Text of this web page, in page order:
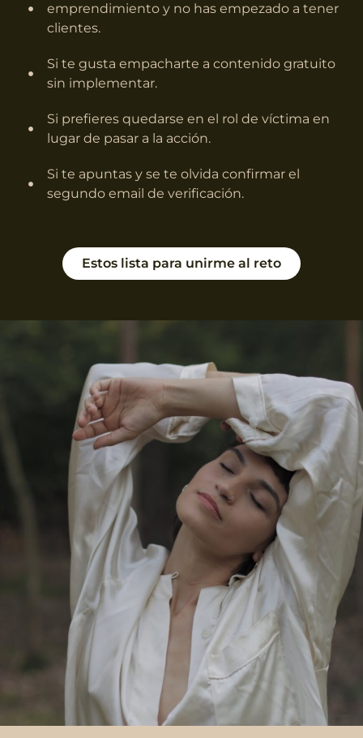
emprendimiento y no has empezado a tener
clientes.
Si te gusta empacharte a contenido gratuito
sin implementar.
Si prefieres quedarse en el rol de víctima en
lugar de pasar a la acción.
Si te apuntas y se te olvida confirmar el
segundo email de verificación.
Estos lista para unirme al reto